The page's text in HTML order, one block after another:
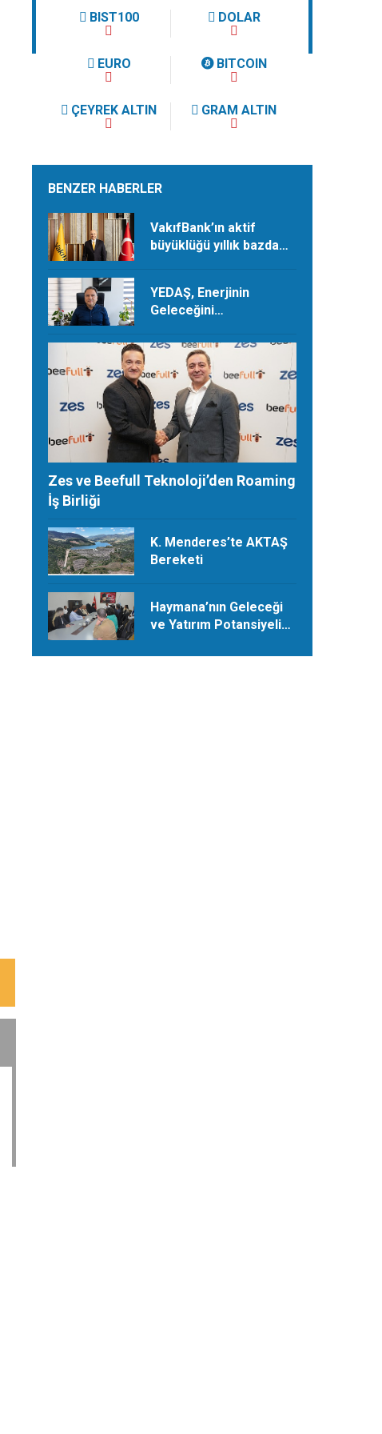
BIST100 DOLAR
EURO BITCOIN
ÇEYREK ALTIN GRAM ALTIN
BENZER HABERLER
VakıfBank’ın aktif
büyüklüğü yıllık bazda
YEDAŞ, Enerjinin
Geleceğini
Yetenekleri Arıyor
Zes ve Beefull Teknoloji’den Roaming
İş Birliği
K. Menderes’te AKTAŞ
Bereketi
Haymana’nın Geleceği
ve Yatırım Potansiyeli